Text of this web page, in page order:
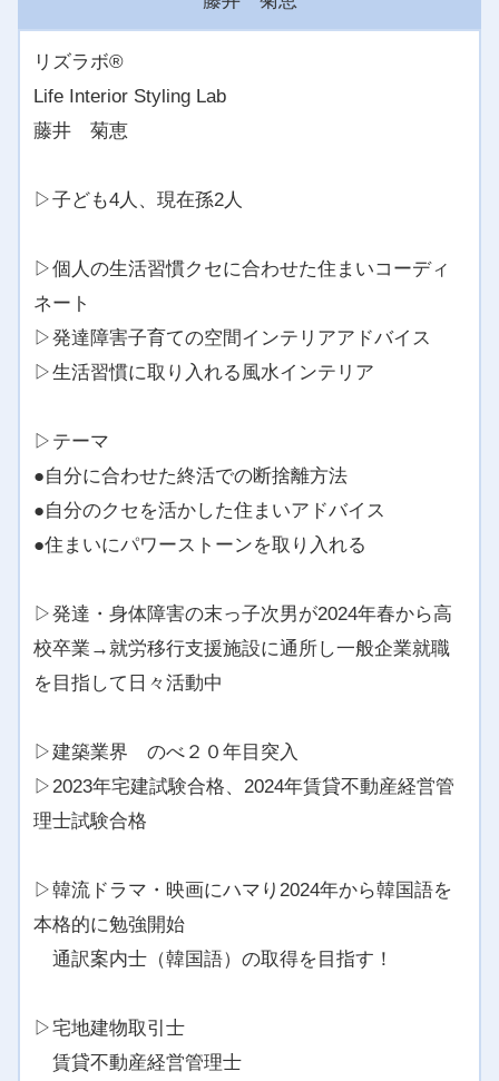
リズラボ®️
Life Interior Styling Lab
藤井 菊恵
▷子ども4人、現在孫2人
▷個人の生活習慣クセに合わせた住まいコーディ
ネート
▷発達障害子育ての空間インテリアアドバイス
▷生活習慣に取り入れる風水インテリア
▷テーマ
●自分に合わせた終活での断捨離方法
●自分のクセを活かした住まいアドバイス
●住まいにパワーストーンを取り入れる
▷発達・身体障害の末っ子次男が2024年春から高
校卒業→就労移行支援施設に通所し一般企業就職
を目指して日々活動中
▷建築業界 のべ２０年目突入
▷2023年宅建試験合格、2024年賃貸不動産経営管
理士試験合格
▷韓流ドラマ・映画にハマり2024年から韓国語を
本格的に勉強開始
通訳案内士（韓国語）の取得を目指す！
▷宅地建物取引士
賃貸不動産経営管理士